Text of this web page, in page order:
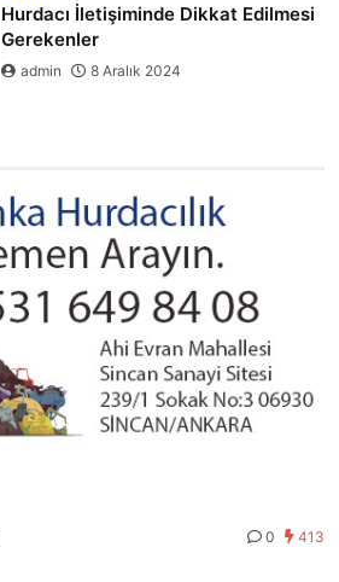
Hurdacı İletişiminde Dikkat Edilmesi
Gerekenler
admin 8 Aralık 2024
0 413